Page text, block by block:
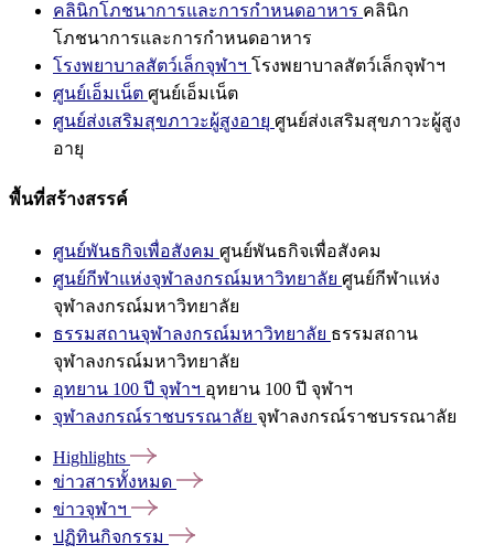
คลินิกโภชนาการและการกำหนดอาหาร คลินิก
โภชนาการและการกำหนดอาหาร
โรงพยาบาลสัตว์เล็กจุฬาฯ โรงพยาบาลสัตว์เล็กจุฬาฯ
ศูนย์เอ็มเน็ต ศูนย์เอ็มเน็ต
ศูนย์ส่งเสริมสุขภาวะผู้สูงอายุ ศูนย์ส่งเสริมสุขภาวะผู้สูง
อายุ
พื้นที่สร้างสรรค์
ศูนย์พันธกิจเพื่อสังคม ศูนย์พันธกิจเพื่อสังคม
ศูนย์กีฬาแห่งจุฬาลงกรณ์มหาวิทยาลัย ศูนย์กีฬาแห่ง
จุฬาลงกรณ์มหาวิทยาลัย
ธรรมสถานจุฬาลงกรณ์มหาวิทยาลัย ธรรมสถาน
จุฬาลงกรณ์มหาวิทยาลัย
อุทยาน 100 ปี จุฬาฯ อุทยาน 100 ปี จุฬาฯ
จุฬาลงกรณ์ราชบรรณาลัย จุฬาลงกรณ์ราชบรรณาลัย
Highlights
ข่าวสารทั้งหมด
ข่าวจุฬาฯ
ปฏิทินกิจกรรม